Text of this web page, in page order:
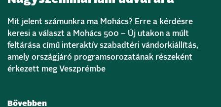
Mit jelent számunkra ma Mohács? Erre a kérdésre
keresi a választ a Mohács 500 – Új utakon a múlt
feltárása című interaktív szabadtéri vándorkiállítás,
amely országjáró programsorozatának részeként
érkezett meg Veszprémbe
Bővebben